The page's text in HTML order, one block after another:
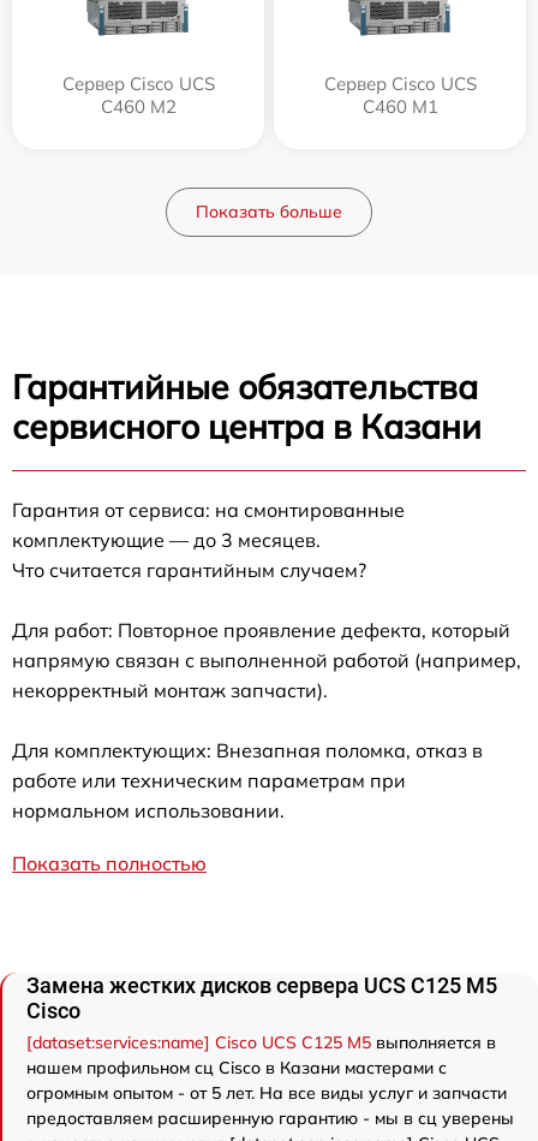
Сервер Cisco UCS
C460 M2
Сервер Cisco UCS
C460 M1
Показать больше
Гарантийные обязательства
сервисного центра в Казани
Гарантия от сервиса: на смонтированные
комплектующие — до 3 месяцев.
Что считается гарантийным случаем?
Для работ: Повторное проявление дефекта, который
напрямую связан с выполненной работой (например,
некорректный монтаж запчасти).
Для комплектующих: Внезапная поломка, отказ в
работе или техническим параметрам при
нормальном использовании.
Показать полностью
Замена жестких дисков сервера UCS C125 M5
Cisco
[dataset:services:name] Cisco UCS C125 M5 выполняется в
нашем профильном сц Cisco в Казани мастерами с
огромным опытом - от 5 лет. На все виды услуг и запчасти
предоставляем расширенную гарантию - мы в сц уверены